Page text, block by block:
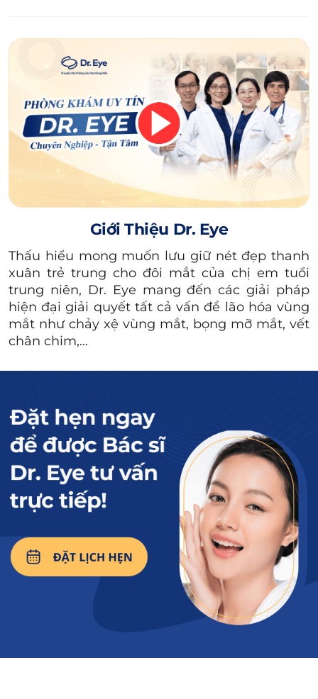
pháp phẫu thuật cắt da, treo cung mày.
Tay nghề và kinh nghiệm của bác sĩ
Bác sĩ có chuyên môn cao, nhiều kinh nghiệm
trong lĩnh vực thẩm mỹ mắt thường sẽ có mức
chi phí cao hơn. Đây cũng là yếu tố quan trọng
ảnh hưởng đến độ an toàn và tính thẩm mỹ
sau khi thực hiện.
Những cơ sở được đầu tư về trang thiết bị,
phòng phẫu thuật, quy trình vô khuẩn và dịch
vụ chăm sóc khách hàng thường có mức giá
cao hơn so với các đơn vị nhỏ lẻ.
Vị trí của phòng khám
Các phòng khám nằm tại khu vực trung tâm
Dịch vụ chăm sóc hậu phẫu
Chi phí có thể bao gồm hoặc chưa bao gồm
thuốc, lịch tái khám, chăm sóc vết thương,
hướng dẫn hồi phục và các dịch vụ hỗ trợ sau
phẫu thuật.
Phương pháp gây tê hoặc gây mê
Tùy theo phương pháp thực hiện và tình trạng
khách hàng, bác sĩ có thể chỉ định gây tê hoặc
gây mê phù hợp. Điều này cũng có thể ảnh
hưởng đến tổng chi phí dịch vụ.
tại TP.HCM
Giới Thiệu Dr. Eye
Thấu hiểu mong muốn lưu giữ nét đẹp thanh
xuân trẻ trung cho đôi mắt của chị em tuổi
trung niên, Dr. Eye mang đến các giải pháp
hiện đại giải quyết tất cả vấn đề lão hóa vùng
mắt như chảy xệ vùng mắt, bọng mỡ mắt, vết
chân chim,…